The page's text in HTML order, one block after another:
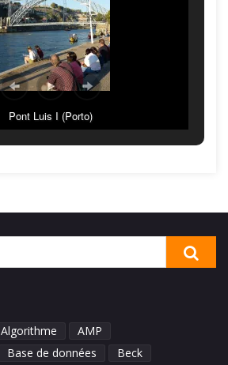
Pont Luis I (Porto)
Algorithme
AMP
Base de données
Beck